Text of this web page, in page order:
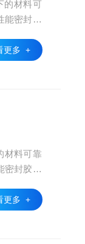
能密封胶
更多 +
密封胶凭
更多 +